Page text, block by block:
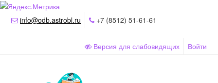
info@odb.astrobl.ru +7 (8512) 51-61-61
Версия для слабовидящих Войти